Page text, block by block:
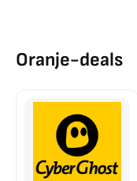
Oranje-deals